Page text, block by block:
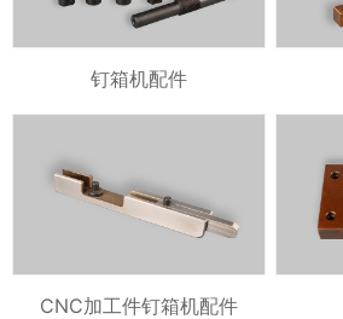
钉箱机配件
CNC加工件钉箱机配件